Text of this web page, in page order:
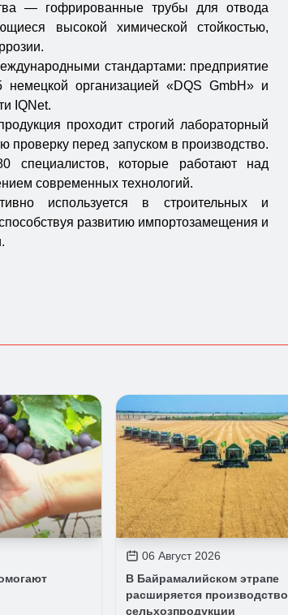
— гофрированные трубы для отвода
высокой химической стойкостью,
стандартами: предприятие
организацией «DQS GmbH» и
IQNet.
проходит строгий лабораторный
перед запуском в производство.
специалистов, которые работают над
современных технологий.
используется в строительных и
развитию импортозамещения и
06 Август 2026
В Байрамалийском этрапе
расширяется производство
сельхозпродукции